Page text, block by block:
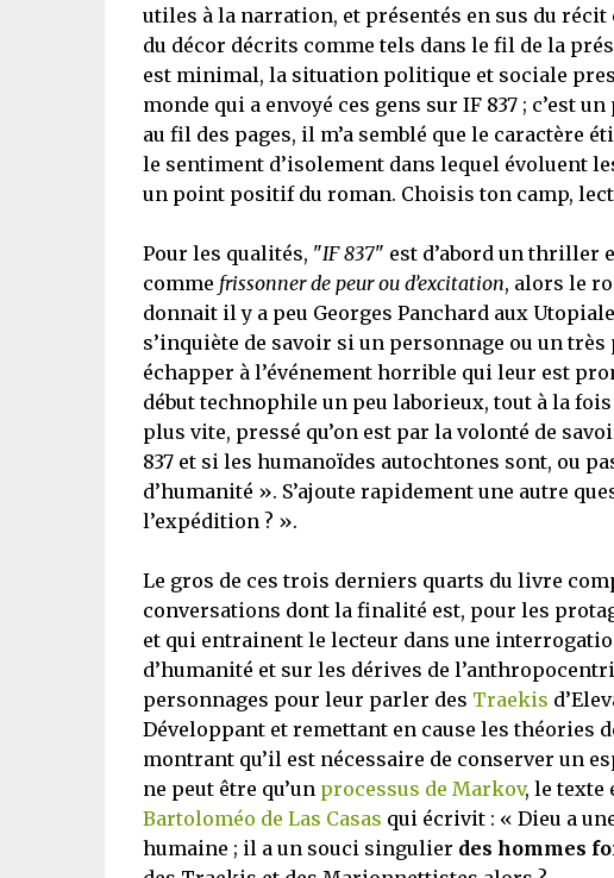
utiles à la narration, et présentés en sus du
du décor décrits comme tels dans le fil de la
est minimal, la situation politique et sociale
monde qui a envoyé ces gens sur IF 837 ; c’est
au fil des pages, il m’a semblé que le
le sentiment d’isolement dans lequel évoluent
un point positif du roman. Choisis ton camp,
Pour les qualités, "IF 837" est d’abord un thriller
comme frissonner de peur ou d’excitation, alors le
donnait il y a peu Georges Panchard aux
s’inquiète de savoir si un personnage ou un
échapper à l’événement horrible qui leur est
début technophile un peu laborieux, tout à la
plus vite, pressé qu’on est par la volonté de
837 et si les humanoïdes autochtones sont, ou
d’humanité ». S’ajoute rapidement une autre
l’expédition ? ».
Le gros de ces trois derniers quarts du livre
conversations dont la finalité est, pour les
et qui entrainent le lecteur dans une
d’humanité et sur les dérives de
personnages pour leur parler des Traekis
Développant et remettant en cause les théories
montrant qu’il est nécessaire de conserver un
ne peut être qu’un processus de Markov, le texte
Bartoloméo de Las Casas qui écrivit : « Dieu a
humaine ; il a un souci singulier des hommes